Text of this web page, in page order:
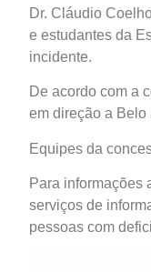
Dr. Cláudio
e estudantes da
incidente.
De acordo com a
em direção a Belo
Equipes da
Para informações
serviços de
pessoas com